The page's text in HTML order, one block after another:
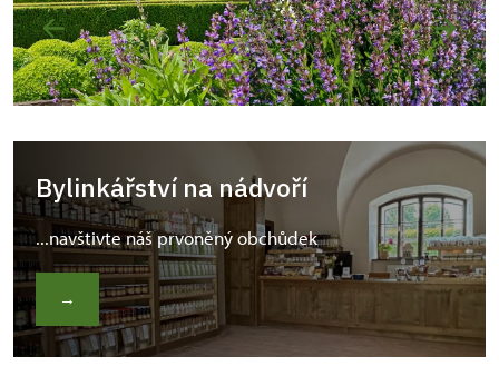
Bylinkářství na nádvoří
...navštivte náš prvoněný obchůdek
→